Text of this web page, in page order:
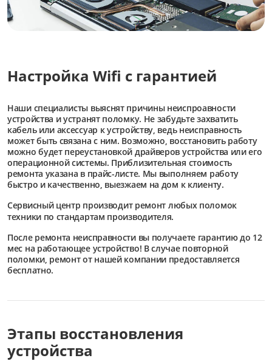
Настройка Wifi с гарантией
Наши специалисты выяснят причины неиспроавности
устройства и устранят поломку. Не забудьте захватить
кабель или аксессуар к устройству, ведь неисправность
может быть связана с ним. Возможно, восстановить работу
можно будет переустановкой драйверов устройства или его
операционной системы. Приблизительная стоимость
ремонта указана в прайс-листе. Мы выполняем работу
быстро и качественно, выезжаем на дом к клиенту.
Сервисный центр производит ремонт любых поломок
техники по стандартам производителя.
После ремонта неисправности вы получаете гарантию до 12
мес на работающее устройство! В случае повторной
поломки, ремонт от нашей компании предоставляется
бесплатно.
Этапы восстановления
устройства